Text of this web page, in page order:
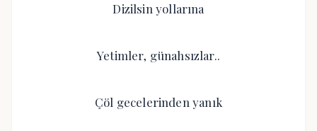
Dizilsin yollarına
Yetimler, günahsızlar..
Çöl gecelerinden yanık